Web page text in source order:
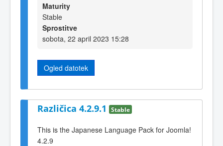
Maturity
Stable
Sprostitve
sobota, 22 april 2023 15:28
Ogled datotek
Različica 4.2.9.1 Stable
This is the Japanese Language Pack for Joomla!
4.2.9